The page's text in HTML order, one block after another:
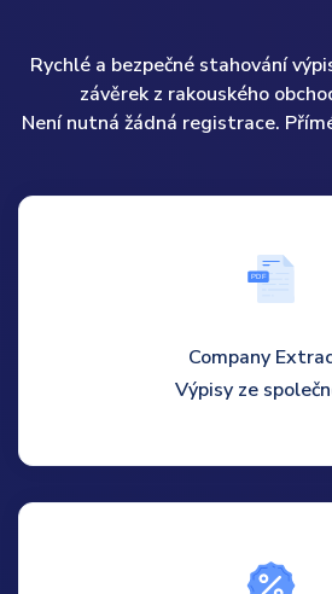
Rychlé a bezpečné stahování
závěrek z rakouského
Není nutná žádná registrace.
PD F
Company
Výpisy ze